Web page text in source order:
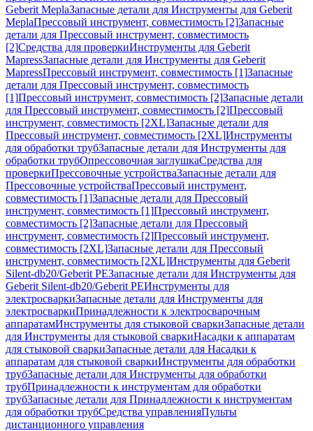
Geberit MeplaЗапасные детали для Инструменты для Geberit
MeplaПрессовый инструмент, совместимость [2]Запасные
детали для Прессовый инструмент, совместимость
[2]Средства для проверкиИнструменты для Geberit
MapressЗапасные детали для Инструменты для Geberit
MapressПрессовый инструмент, совместимость [1]Запасные
детали для Прессовый инструмент, совместимость
[1]Прессовый инструмент, совместимость [2]Запасные детали
для Прессовый инструмент, совместимость [2]Прессовый
инструмент, совместимость [2XL]Запасные детали для
Прессовый инструмент, совместимость [2XL]Инструменты
для обработки трубЗапасные детали для Инструменты для
обработки трубОпрессовочная заглушкаСредства для
проверкиПрессовочные устройстваЗапасные детали для
Прессовочные устройстваПрессовый инструмент,
совместимость [1]Запасные детали для Прессовый
инструмент, совместимость [1]Прессовый инструмент,
совместимость [2]Запасные детали для Прессовый
инструмент, совместимость [2]Прессовый инструмент,
совместимость [2XL]Запасные детали для Прессовый
инструмент, совместимость [2XL]Инструменты для Geberit
Silent-db20/Geberit PEЗапасные детали для Инструменты для
Geberit Silent-db20/Geberit PEИнструменты для
электросваркиЗапасные детали для Инструменты для
электросваркиПринадлежности к электросварочным
аппаратамИнструменты для стыковой сваркиЗапасные детали
для Инструменты для стыковой сваркиНасадки к аппаратам
для стыковой сваркиЗапасные детали для Насадки к
аппаратам для стыковой сваркиИнструменты для обработки
трубЗапасные детали для Инструменты для обработки
трубПринадлежности к инструментам для обработки
трубЗапасные детали для Принадлежности к инструментам
для обработки трубСредства управленияПульты
дистанционного управления